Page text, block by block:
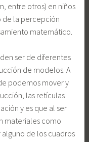
entre otros) en niños
de la percepción
matemático.
ser de diferentes
de modelos. A
podemos mover y
las retículas
y es que al ser
materiales como
de los cuadros